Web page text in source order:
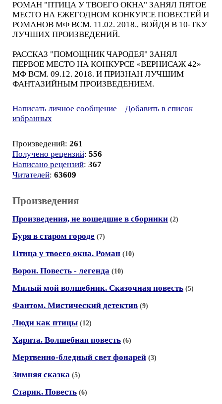
РОМАН "ПТИЦА У ТВОЕГО ОКНА" ЗАНЯЛ ПЯТОЕ
МЕСТО НА ЕЖЕГОДНОМ КОНКУРСЕ ПОВЕСТЕЙ И
РОМАНОВ МФ ВСМ. 11.02. 2018., ВОЙДЯ В 10-ТКУ
ЛУЧШИХ ПРОИЗВЕДЕНИЙ.
РАССКАЗ "ПОМОЩНИК ЧАРОДЕЯ" ЗАНЯЛ
ПЕРВОЕ МЕСТО НА КОНКУРСЕ «ВЕРНИСАЖ 42»
МФ ВСМ. 09.12. 2018. И ПРИЗНАН ЛУЧШИМ
ФАНТАЗИЙНЫМ ПРОИЗВЕДЕНИЕМ.
Написать личное сообщение
Добавить в список
избранных
Произведений: 261
Получено рецензий: 556
Написано рецензий: 367
Читателей: 63609
Произведения
Произведения, не вошедшие в сборники (2)
Буря в старом городе (7)
Птица у твоего окна. Роман (10)
Ворон. Повесть - легенда (10)
Милый мой волшебник. Сказочная повесть (5)
Фантом. Мистический детектив (9)
Люди как птицы (12)
Харита. Волшебная повесть (6)
Мертвенно-бледный свет фонарей (3)
Зимняя сказка (5)
Старик. Повесть (6)